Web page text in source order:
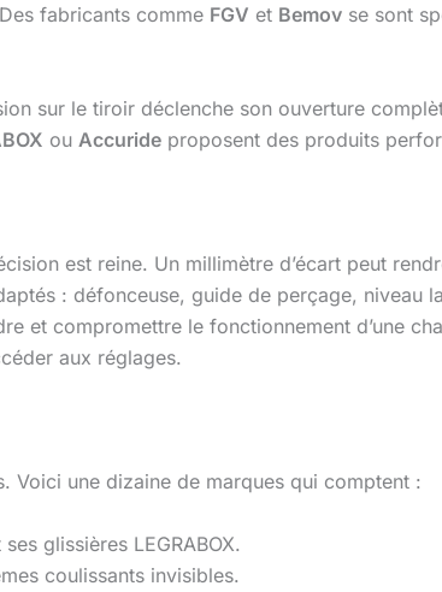
fabricants comme FGV et Bemov se sont
sur le tiroir déclenche son ouverture
ou Accuride proposent des produits
est reine. Un millimètre d’écart peut
: défonceuse, guide de perçage, niveau
et compromettre le fonctionnement d’une
aux réglages.
Voici une dizaine de marques qui comptent :
glissières LEGRABOX.
coulissants invisibles.